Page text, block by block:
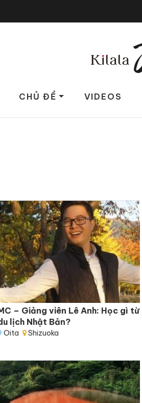
CHỦ ĐỀ VIDEOS
– Giảng viên Lê Anh: Học gì từ
lịch Nhật Bản?
Oita Shizuoka